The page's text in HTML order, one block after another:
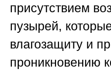
присутствием
пузырей,
влагозащиту и
проникновению